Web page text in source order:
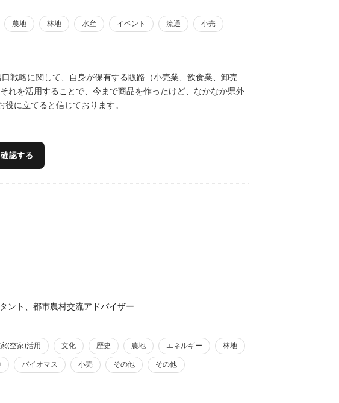
農地 林地 水産 イベント 流通 小売
戦略に関して、自身が保有する販路（小売業、飲食業、卸売
れを活用することで、今まで商品を作ったけど、なかなか県外
に立てると信じております。
認する
ント、都市農村交流アドバイザー
(空家)活用 文化 歴史 農地 エネルギー 林地
バイオマス 小売 その他 その他